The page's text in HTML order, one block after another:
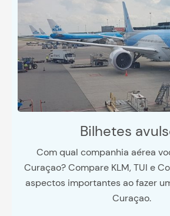
Bilhetes
Com qual companhia aérea
Curaçao? Compare KLM, TUI e
aspectos importantes ao fazer
Curaçao.